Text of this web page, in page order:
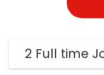
2 Full time